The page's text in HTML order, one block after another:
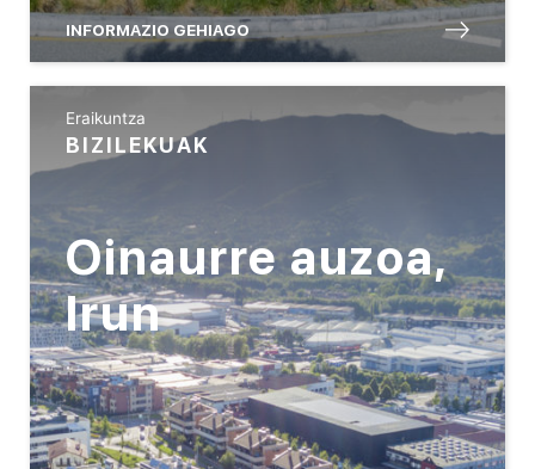
INFORMAZIO GEHIAGO
Eraikuntza
BIZILEKUAK
Oinaurre auzoa,
Irun